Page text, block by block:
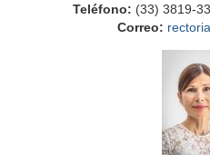
Teléfono: (33) 3819-
Correo: